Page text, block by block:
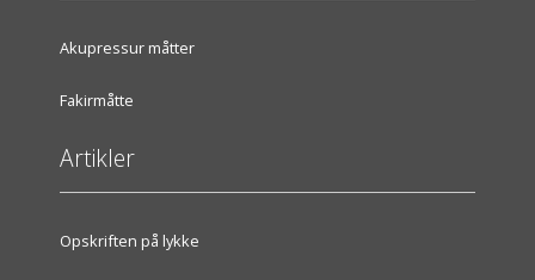
Akupressur måtter
Fakirmåtte
Artikler
Opskriften på lykke